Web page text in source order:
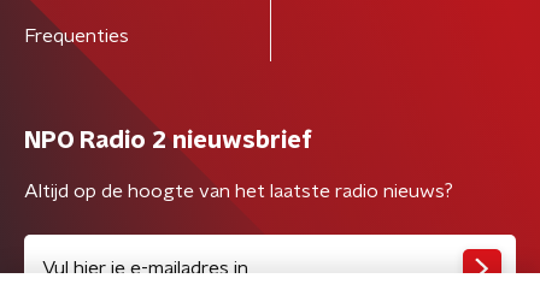
Frequenties
NPO Radio 2 nieuwsbrief
Altijd op de hoogte van het laatste radio nieuws?